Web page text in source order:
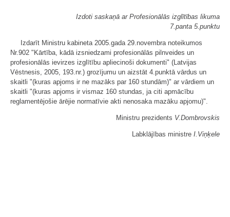
Izdoti saskaņā ar Profesionālās izglītības likuma
7.panta 5.punktu
Izdarīt Ministru kabineta 2005.gada 29.novembra noteikumos
Nr.902 "Kārtība, kādā izsniedzami profesionālās pilnveides un
profesionālās ievirzes izglītību apliecinoši dokumenti" (Latvijas
Vēstnesis, 2005, 193.nr.) grozījumu un aizstāt 4.punktā vārdus un
skaitli "(kuras apjoms ir ne mazāks par 160 stundām)" ar vārdiem un
skaitli "(kuras apjoms ir vismaz 160 stundas, ja citi apmācību
reglamentējošie ārējie normatīvie akti nenosaka mazāku apjomu)".
Ministru prezidents V.Dombrovskis
Labklājības ministre I.Viņķele